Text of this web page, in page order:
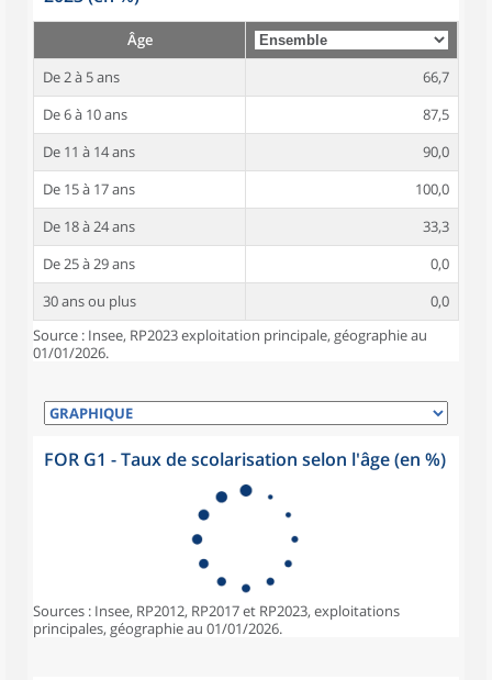
Âge
De 2 à 5 ans
66,7
De 6 à 10 ans
87,5
De 11 à 14 ans
90,0
De 15 à 17 ans
100,0
De 18 à 24 ans
33,3
De 25 à 29 ans
0,0
30 ans ou plus
0,0
Source : Insee, RP2023 exploitation principale, géographie au
01/01/2026.
FOR G1 - Taux de scolarisation selon l'âge (en %)
Sources : Insee, RP2012, RP2017 et RP2023, exploitations
principales, géographie au 01/01/2026.